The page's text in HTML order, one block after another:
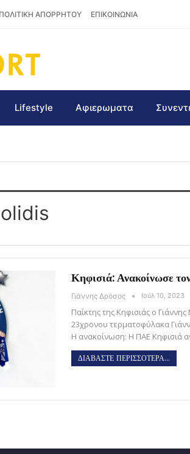
ΠΟΛΙΤΙΚΗ ΑΠΟΡΡΗΤΟΥ ΕΠΙΚΟΙΝΩΝΙΑ
Lifestyle Αφιερωματα
Κηφισιά: Ανακοίνωσε
Γιάννης Δρόσος Ιούλ 10, 2023
Παίκτης της Κηφισιάς ο
23χρονου τερματοφύλακα
Η ανακοίνωση: Η ΠΑΕ Κηφισιά
ΔΙΑΒΑΣΤΕ ΠΕΡΙΣΣΟΤΕΡΑ...